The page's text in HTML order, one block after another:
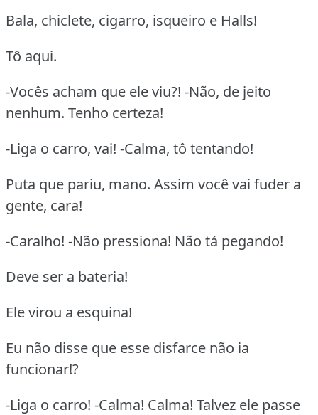
Bala, chiclete, cigarro, isqueiro e Halls!
Tô aqui.
-Vocês acham que ele viu?! -Não, de jeito
nenhum. Tenho certeza!
-Liga o carro, vai! -Calma, tô tentando!
Puta que pariu, mano. Assim você vai fuder a
gente, cara!
-Caralho! -Não pressiona! Não tá pegando!
Deve ser a bateria!
Ele virou a esquina!
Eu não disse que esse disfarce não ia
funcionar!?
-Liga o carro! -Calma! Calma! Talvez ele passe